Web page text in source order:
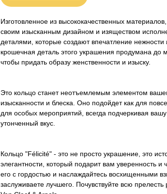
Изготовленное из высококачественных
своим изысканным дизайном и изяществом
деталями, которые создают впечатление нежности
крошечная деталь этого украшения продумана до
чтобы придать образу женственности и изыску.
Это кольцо станет неотъемлемым элементом
изысканности и блеска. Оно подойдет как для
для особых мероприятий, всегда подчеркивая
утонченный вкус.
Кольцо "Félicité" - это не просто украшение, это
элегантности, который подарит вам уверенность и
его с гордостью и наслаждайтесь восхищенными
заслуживаете лучшего. Почувствуйте всю